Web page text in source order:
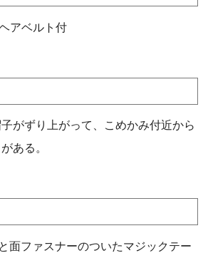
アベルト付
がずり上がって、こめかみ付近から
ある。
面ファスナーのついたマジックテー